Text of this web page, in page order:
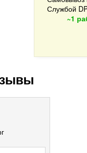
Службой
~1